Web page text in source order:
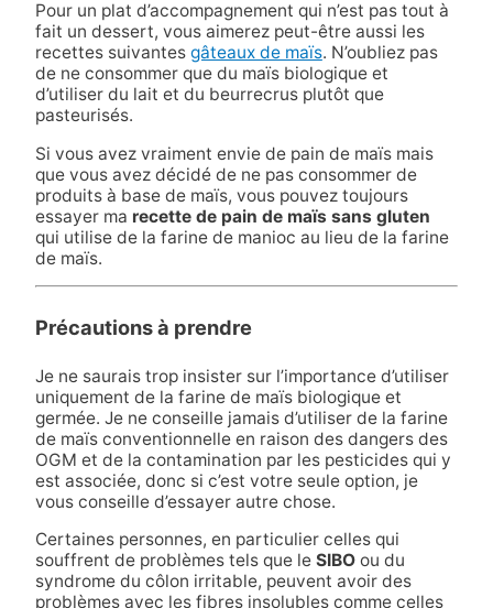
Pour un plat d’accompagnement qui n’est pas tout à
fait un dessert, vous aimerez peut-être aussi les
recettes suivantes gâteaux de maïs. N’oubliez pas
de ne consommer que du maïs biologique et
d’utiliser du lait et du beurrecrus plutôt que
pasteurisés.
Si vous avez vraiment envie de pain de maïs mais
que vous avez décidé de ne pas consommer de
produits à base de maïs, vous pouvez toujours
essayer ma recette de pain de maïs sans gluten
qui utilise de la farine de manioc au lieu de la farine
de maïs.
Précautions à prendre
Je ne saurais trop insister sur l’importance d’utiliser
uniquement de la farine de maïs biologique et
germée. Je ne conseille jamais d’utiliser de la farine
de maïs conventionnelle en raison des dangers des
OGM et de la contamination par les pesticides qui y
est associée, donc si c’est votre seule option, je
vous conseille d’essayer autre chose.
Certaines personnes, en particulier celles qui
souffrent de problèmes tels que le SIBOou du
syndrome du côlon irritable, peuvent avoir des
problèmes avec les fibres insolubles comme celles